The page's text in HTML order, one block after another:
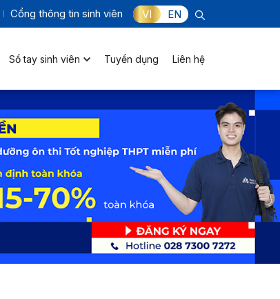
Cổng thông tin sinh viên VI EN
Sổ tay sinh viên Tuyển dụng Liên hệ